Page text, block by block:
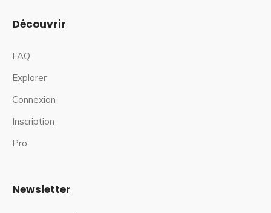
Découvrir
FAQ
Explorer
Connexion
Inscription
Pro
Newsletter